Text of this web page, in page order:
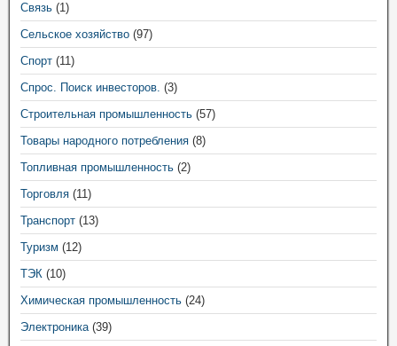
Связь (1)
Сельское хозяйство (97)
Спорт (11)
Спрос. Поиск инвесторов. (3)
Строительная промышленность (57)
Товары народного потребления (8)
Топливная промышленность (2)
Торговля (11)
Транспорт (13)
Туризм (12)
ТЭК (10)
Химическая промышленность (24)
Электроника(39)